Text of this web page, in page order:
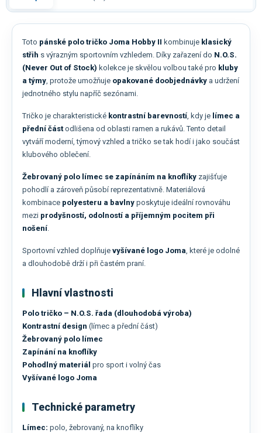
Toto pánské polo tričko Joma Hobby II kombinuje klasický
střih s výrazným sportovním vzhledem. Díky zařazení do N.O.S.
(Never Out of Stock) kolekce je skvělou volbou také pro kluby
a týmy, protože umožňuje opakované doobjednávky a udržení
jednotného stylu napříč sezónami.
Tričko je charakteristické kontrastní barevností, kdy je límec a
přední částodlišena od oblasti ramen a rukávů. Tento detail
vytváří moderní, týmový vzhled a tričko se tak hodí i jako součást
klubového oblečení.
Žebrovaný polo límec se zapínáním na knoflíky zajišťuje
pohodlí a zároveň působí reprezentativně. Materiálová
kombinace polyesteru a bavlny poskytuje ideální rovnováhu
mezi prodyšností, odolností a příjemným pocitem při
nošení.
Sportovní vzhled doplňuje vyšívané logo Joma, které je odolné
a dlouhodobě drží i při častém praní.
Hlavní vlastnosti
Polo tričko – N.O.S. řada (dlouhodobá výroba)
Kontrastní design (límec a přední část)
Žebrovaný polo límec
Zapínání na knoflíky
Pohodlný materiál pro sport i volný čas
Vyšívané logo Joma
Technické parametry
Límec: polo, žebrovaný, na knoflíky